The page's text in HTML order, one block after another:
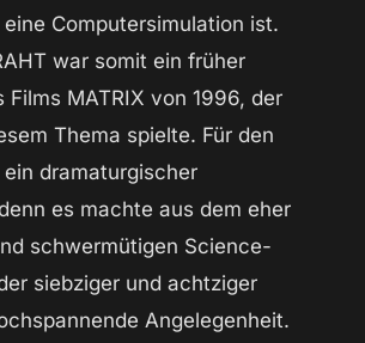
Computersimulation ist.
war somit ein früher
Films MATRIX von 1996, der
Thema spielte. Für den
dramaturgischer
es machte aus dem eher
schwermütigen Science-
siebziger und achtziger
Angelegenheit.